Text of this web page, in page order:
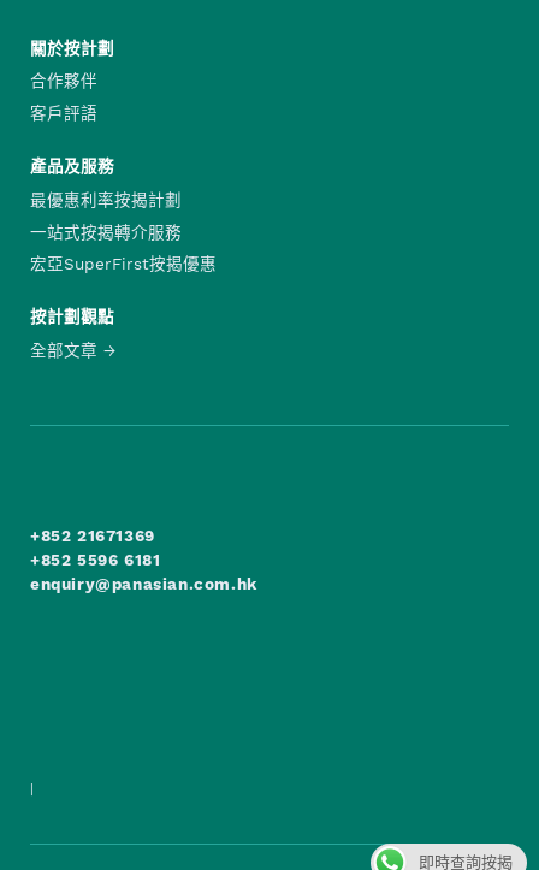
關於按計劃
合作夥伴
客戶評語
產品及服務
最優惠利率按揭計劃
一站式按揭轉介服務
宏亞SuperFirst按揭優惠
按計劃觀點
全部文章
+852 21671369
+852 5596 6181
enquiry@panasian.com.hk
即時查詢按揭